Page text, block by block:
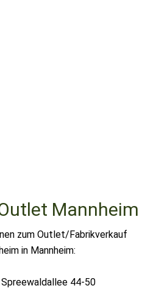
Mannheim
zum Outlet/Fabrikverkauf
in Mannheim:
44-50